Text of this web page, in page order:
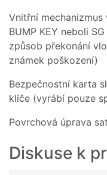
Vnitřní
BUMP KEY neboli
způsob překonání
známek poškození)
Bezpečnostní karta
klíče (vyrábí pouze
Povrchová úprava
Diskuse k